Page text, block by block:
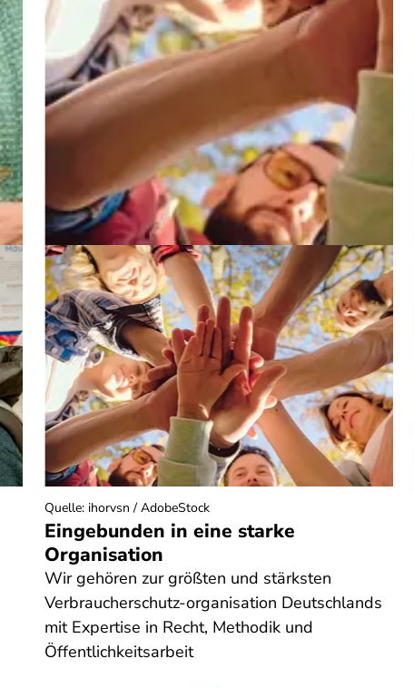
Eingebunden in eine starke
Organisation
Wir gehören zur größten und stärksten
Verbraucherschutz-organisation Deutschlands
mit Expertise in Recht, Methodik und
Öffentlichkeitsarbeit
Quelle: ihorvsn / AdobeStock